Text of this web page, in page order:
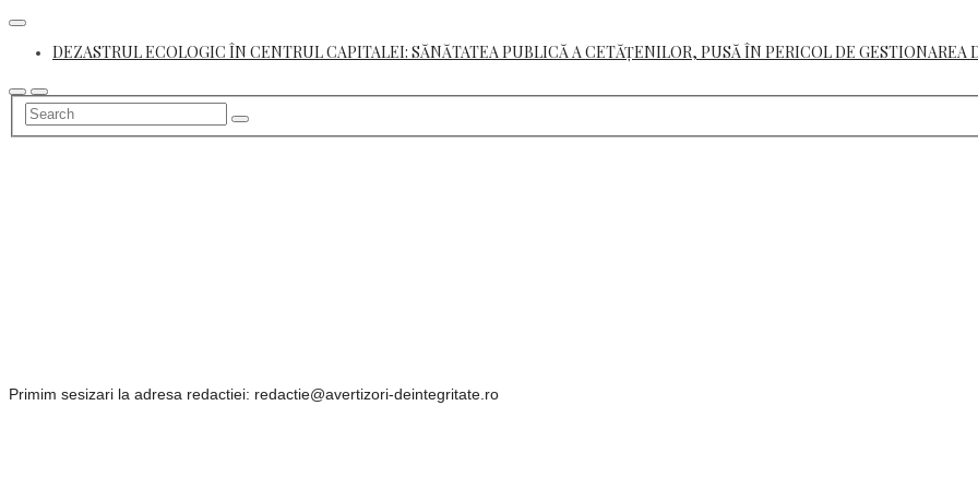
Skip
contentDEZASTRUL ECOLOGIC ÎN CENTRUL CAPITALEI: SĂNĂTATEA PUBLICĂ A CETĂȚENILOR, PUSĂ ÎN PERICOL DE GESTIONAREA
Primim sesizari la adresa redactiei: redactie@avertizori-deintegritate.ro